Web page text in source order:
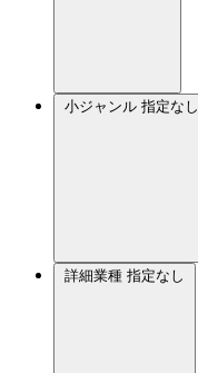
小ジャンル 指定なし
詳細業種 指定なし